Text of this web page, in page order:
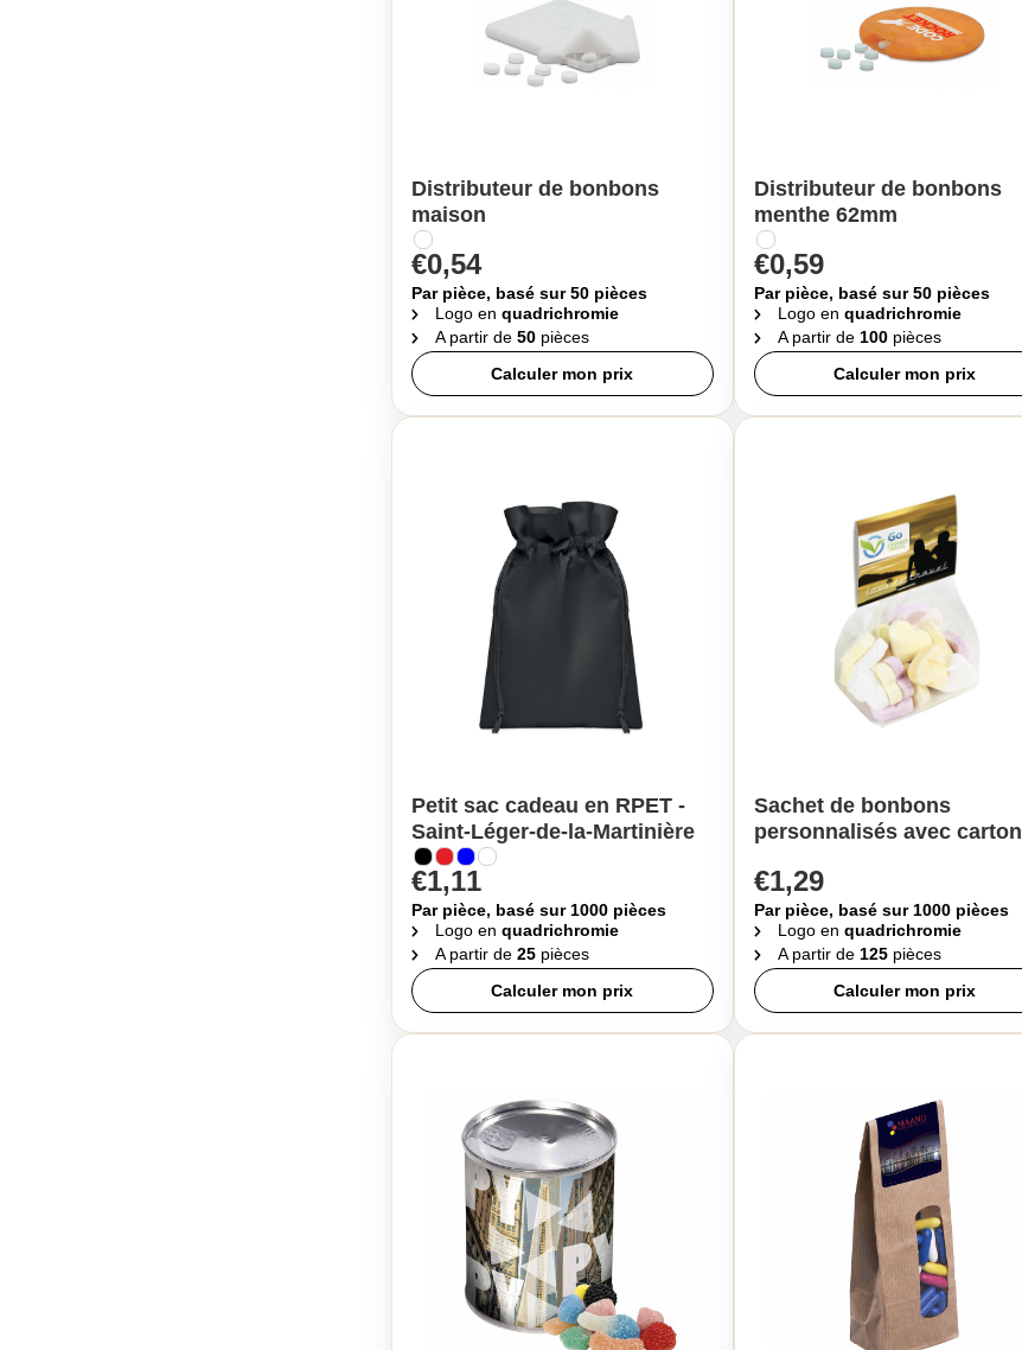
Distributeur de bonbons
maison
€0,54
Par pièce, basé sur 50 pièces
Logo en quadrichromie
A partir de 50 pièces
Calculer mon prix
Distributeur de bonbons
menthe 62mm
€0,59
Par pièce, basé sur 50 pièces
Logo en quadrichromie
A partir de 100pièces
Calculer mon prix
Petit sac cadeau en RPET -
Saint-Léger-de-la-Martinière
€1,11
Par pièce, basé sur 1000 pièces
Logo en quadrichromie
A partir de 25 pièces
Calculer mon prix
Sachet de bonbons
personnalisés avec carton
€1,29
Par pièce, basé sur 1000 pièces
Logo en quadrichromie
A partir de 125pièces
Calculer mon prix